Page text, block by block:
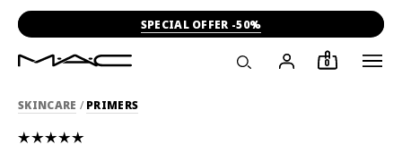
SPECIAL OFFER -50%
0
SKINCARE / PRIMERS